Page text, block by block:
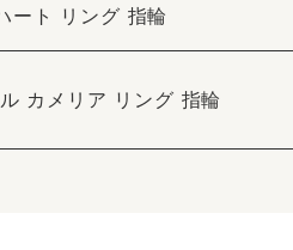
ート リング 指輪
カメリア リング 指輪